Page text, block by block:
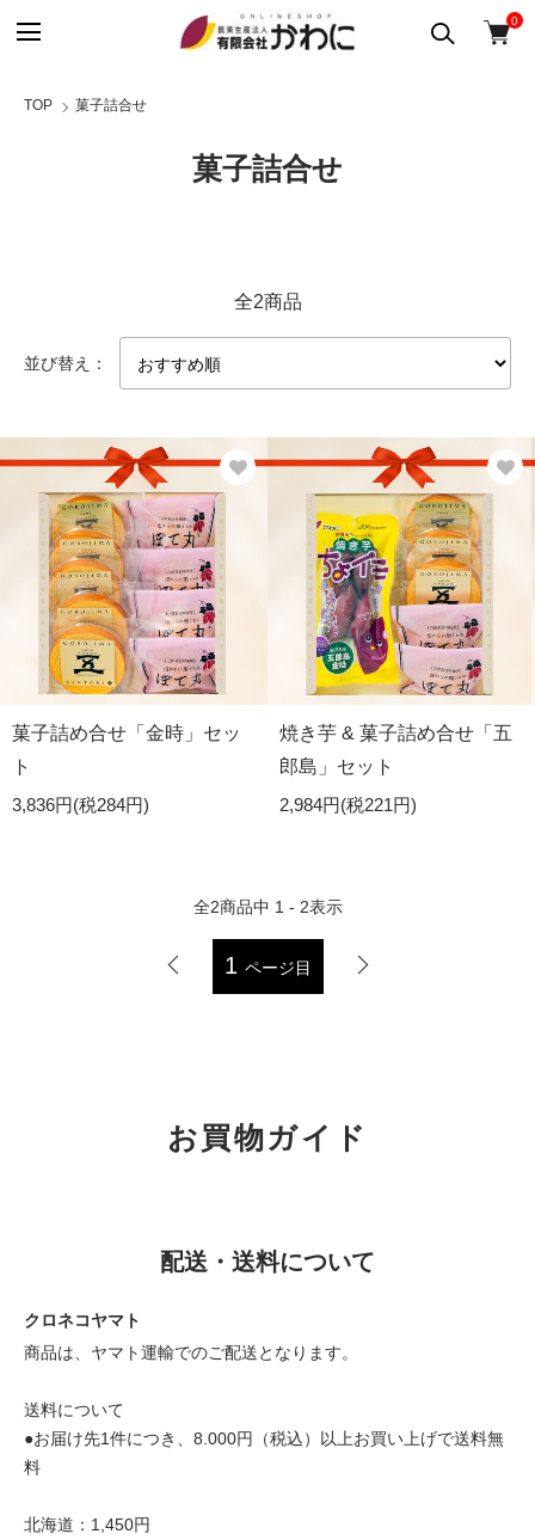
0
TOP 菓子詰合せ
菓子詰合せ
全2商品
並び替え：
菓子詰め合せ「金時」セッ
ト
3,836円(税284円)
焼き芋 & 菓子詰め合せ「五
郎島」セット
2,984円(税221円)
全2商品中 1 - 2表示
1 ページ目
お買物ガイド
配送・送料について
クロネコヤマト
商品は、ヤマト運輸でのご配送となります。
送料について
●お届け先1件につき、8.000円（税込）以上お買い上げで送料無
料
北海道：1,450円